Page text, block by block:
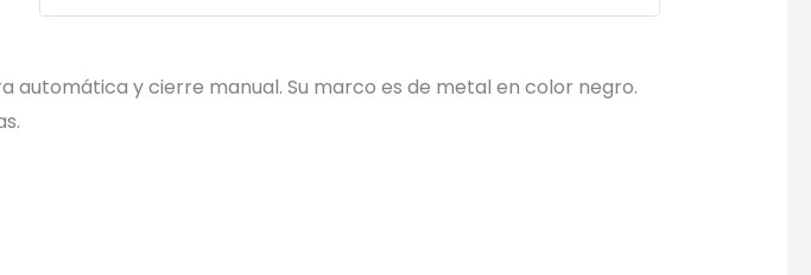
automática y cierre manual. Su marco es de metal en color negro.